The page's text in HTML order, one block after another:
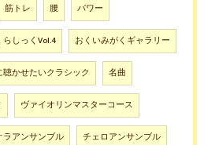
筋トレ 腰 パワー
しっくVol.4 おくいみがくギャラリー
かせたいクラシック 名曲
ヴァイオリンマスターコース
ラアンサンブル チェロアンサンブル